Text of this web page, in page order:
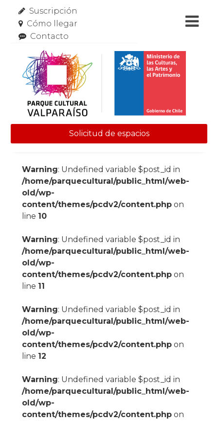
Suscripción
Cómo llegar
Contacto
Solicitud de espacios
Warning: Undefined variable $post_id in
/home/parquecultural/public_html/web-
old/wp-
content/themes/pcdv2/content.phpon
line 10
Warning: Undefined variable $post_id in
/home/parquecultural/public_html/web-
old/wp-
content/themes/pcdv2/content.phpon
line 11
Warning: Undefined variable $post_id in
/home/parquecultural/public_html/web-
old/wp-
content/themes/pcdv2/content.phpon
line 12
Warning: Undefined variable $post_id in
/home/parquecultural/public_html/web-
old/wp-
content/themes/pcdv2/content.phpon